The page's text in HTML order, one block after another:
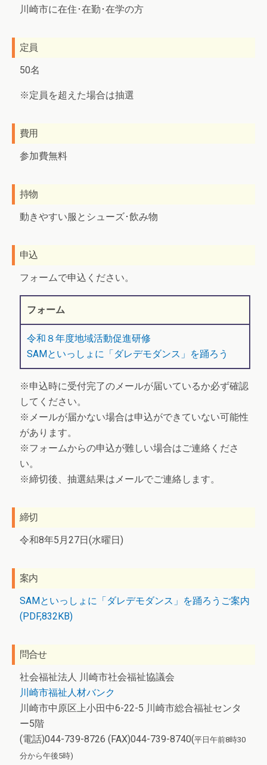
川崎市に在住･在勤･在学の方
定員
50名
※定員を超えた場合は抽選
費用
参加費無料
持物
動きやすい服とシューズ･飲み物
申込
フォームで申込ください。
フォーム
令和８年度地域活動促進研修
SAMといっしょに「ダレデモダンス」を踊ろう
※申込時に受付完了のメールが届いているか必ず確認
してください。
※メールが届かない場合は申込ができていない可能性
があります。
※フォームからの申込が難しい場合はご連絡くださ
い。
※締切後、抽選結果はメールでご連絡します。
締切
令和8年5月27日(水曜日)
案内
SAMといっしょに「ダレデモダンス」を踊ろうご案内
(PDF,832KB)
問合せ
社会福祉法人 川崎市社会福祉協議会
川崎市福祉人材バンク
川崎市中原区上小田中6-22-5 川崎市総合福祉センタ
ー5階
(電話)044-739-8726 (FAX)044-739-8740(平日午前8時30
分から午後5時)